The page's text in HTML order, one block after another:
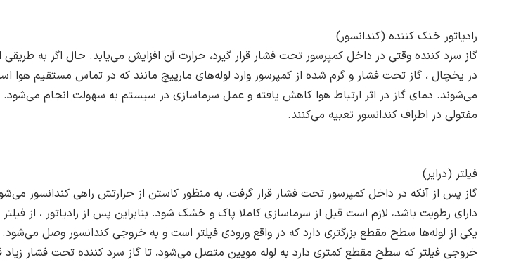
رادیاتور خنک کننده (کندانسور)
گاز سرد کننده وقتی در داخل کمپرسور تحت فشار قرار گیرد، حرارت آن افزایش می‌یابد. حال اگر به
در یخچال ، گاز تحت فشار و گرم شده از کمپرسور وارد لوله‌های مارپیچ مانند که در تماس مستقیم
می‌شوند. دمای گاز در اثر ارتباط هوا کاهش یافته و عمل سرماسازی در سیستم به سهولت انجام می‌شود.
مفتولی در اطراف کندانسور تعبیه می‌کنند.
فیلتر (درایر)
گاز پس از آنکه در داخل کمپرسور تحت فشار قرار گرفت، به منظور کاستن از حرارتش راهی کندانسور
دارای رطوبت باشد، لازم است قبل از سرماسازی کاملا پاک و خشک شود. بنابراین پس از رادیاتور ، از
یکی از لوله‌ها سطح مقطع بزرگتری دارد که در واقع ورودی فیلتر است و به خروجی کندانسور وصل
خروجی فیلتر که سطح مقطع کمتری دارد به لوله مویین متصل می‌شود، تا گاز سرد کننده تحت فشار زیاد